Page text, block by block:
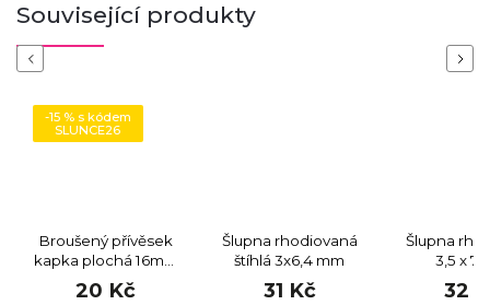
Související produkty
Previous
-15 % s kódem
SLUNCE26
Broušený přívěsek
kapka plochá 16mm
modrá
20 Kč
Šlupna rhodiovaná
štíhlá 3x6,4 mm
31 Kč
Šlupna
3,5 x 7
32
Next